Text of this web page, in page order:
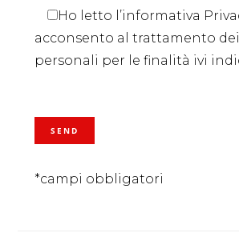
Ho letto l’informativa
acconsento al trattamento
personali per le finalità ivi
*campi obbligatori